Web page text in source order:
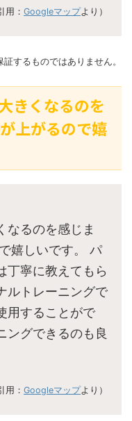
用： Googleマップより）
するものではありません。
きくなるのを
上がるので嬉
なるのを感じま
嬉しいです。 パ
丁寧に教えてもら
ルトレーニングで
用することがで
ングできるのも良
用： Googleマップより）